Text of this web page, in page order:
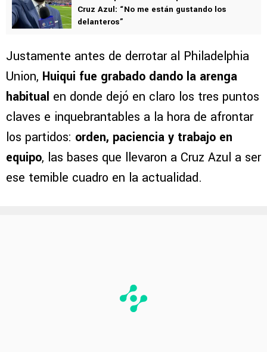
Cruz Azul: “No me están gustando los
delanteros”
Justamente antes de derrotar al Philadelphia
Union, Huiqui fue grabado dando la arenga
habitual en donde dejó en claro los tres puntos
claves e inquebrantables a la hora de afrontar
los partidos: orden, paciencia y trabajo en
equipo, las bases que llevaron a Cruz Azul a ser
ese temible cuadro en la actualidad.